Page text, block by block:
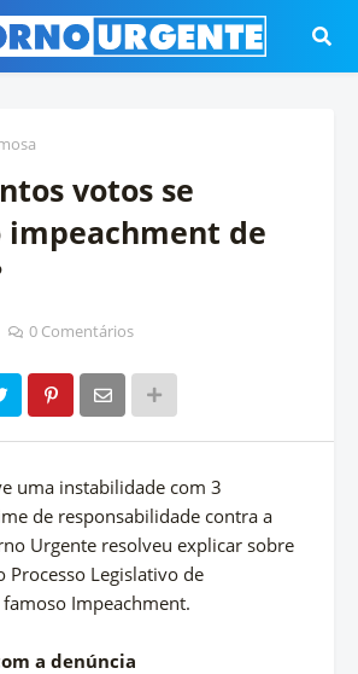
votos se
de
0 Comentários
uma instabilidade com 3
de responsabilidade contra a
Urgente resolveu explicar sobre
Processo Legislativo de
Impeachment.
a denúncia